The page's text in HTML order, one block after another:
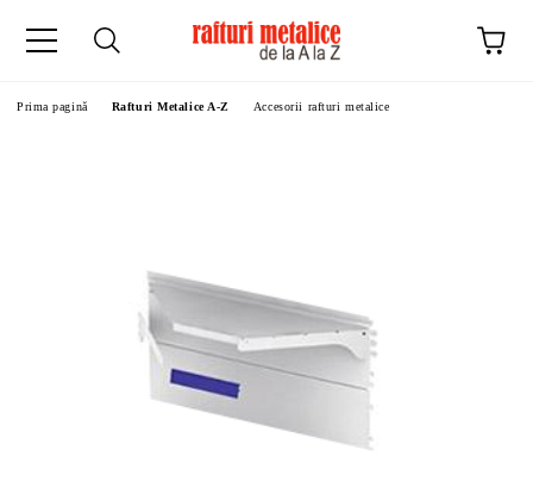
Prima pagină Rafturi Metalice A-Z Accesorii rafturi metalice